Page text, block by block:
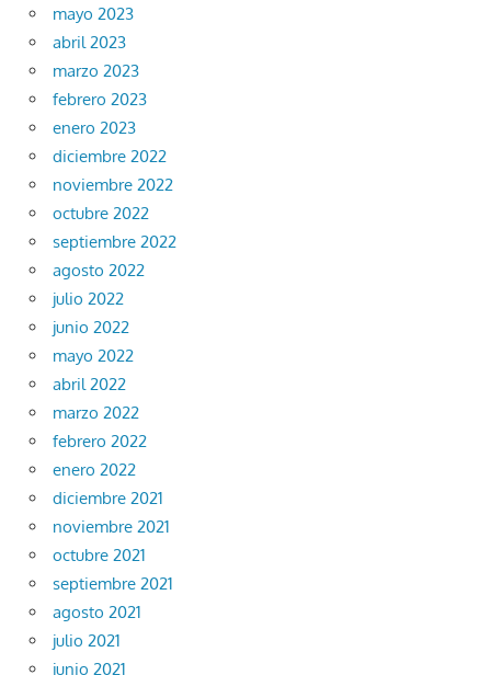
mayo 2023
abril 2023
marzo 2023
febrero 2023
enero 2023
diciembre 2022
noviembre 2022
octubre 2022
septiembre 2022
agosto 2022
julio 2022
junio 2022
mayo 2022
abril 2022
marzo 2022
febrero 2022
enero 2022
diciembre 2021
noviembre 2021
octubre 2021
septiembre 2021
agosto 2021
julio 2021
junio 2021